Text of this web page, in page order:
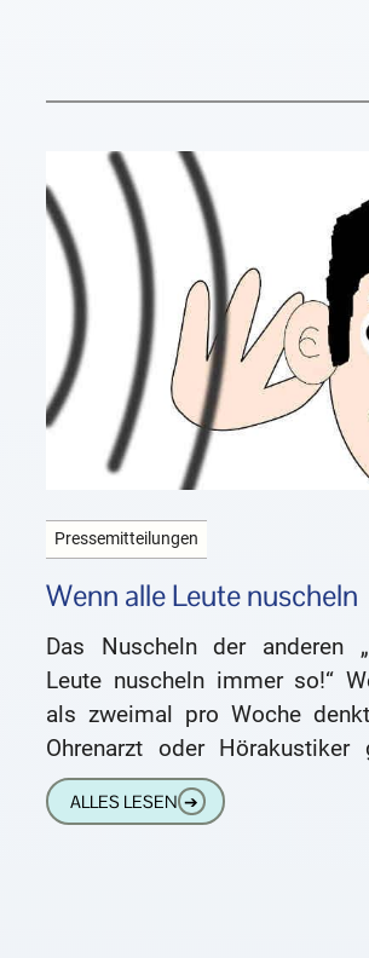
Pressemitteilungen
Wenn alle Leute nuscheln
Das Nuscheln der anderen
Leute nuscheln immer so!“
als zweimal pro Woche
Ohrenarzt oder Hörakustiker
das vermeintliche Nuscheln ist
ALLES LESEN ➔